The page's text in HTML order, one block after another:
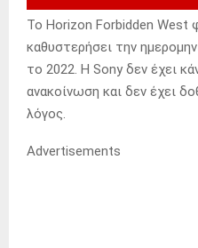
Το Horizon Forbidden West
καθυστερήσει την
το 2022. Η Sony δεν έχει
ανακοίνωση και δεν έχει
λόγος.
Advertisements